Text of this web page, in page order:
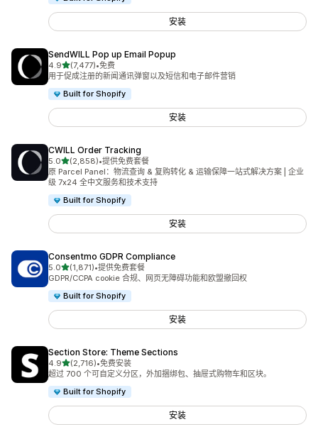
安装
SendWILL Pop up Email Popup
4.9星（满分 5 星）
(7,477)
总共 7477 条评论
•免费
用于促成注册的新闻通讯弹窗以及短信和电子邮件营销
Built for Shopify
安装
CWILL Order Tracking
5.0星（满分 5 星）
(2,858)
总共 2858 条评论
•提供免费套餐
原 Parcel Panel：物流查询 & 复购转化 & 运输保障一站式解决方案 | 企业
级 7x24 全中文服务和技术支持
Built for Shopify
安装
Consentmo GDPR Compliance
5.0星（满分 5 星）
(1,871)
总共 1871 条评论
•提供免费套餐
GDPR/CCPA cookie 合规、网页无障碍功能和欧盟撤回权
Built for Shopify
安装
Section Store: Theme Sections
4.9星（满分 5 星）
(2,716)
总共 2716 条评论
•免费安装
超过 700 个可自定义分区，外加捆绑包、抽屉式购物车和区块。
Built for Shopify
安装